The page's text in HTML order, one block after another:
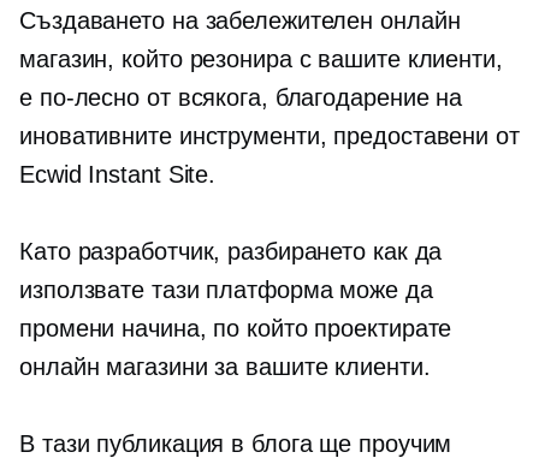
Създаването на забележителен онлайн
магазин, който резонира с вашите клиенти,
е по-лесно от всякога, благодарение на
иновативните инструменти, предоставени от
Ecwid Instant Site.
Като разработчик, разбирането как да
използвате тази платформа може да
промени начина, по който проектирате
онлайн магазини за вашите клиенти.
В тази публикация в блога ще проучим